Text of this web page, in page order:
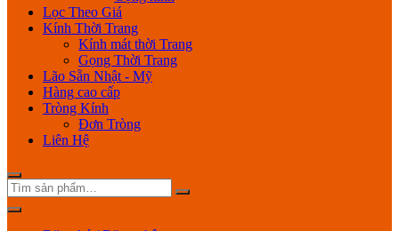
Lọc Theo Giá
Kính Thời Trang
Kính mát thời Trang
Gọng Thời Trang
Lão Sẵn Nhật - Mỹ
Hàng cao cấp
Tròng Kính
Đơn Tròng
Liên Hệ